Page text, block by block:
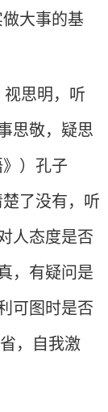
大事的基
视思明，听
思敬，疑思
》）孔子
了没有，听
人态度是否
，有疑问是
可图时是否
，自我激